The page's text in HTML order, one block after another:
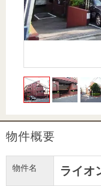
購入向け
サービス
住まいと
税金の本
（電子ブ
ック）
住まいと
税金の本
（電子ブ
ック）
物件概要
物件名 ライオ